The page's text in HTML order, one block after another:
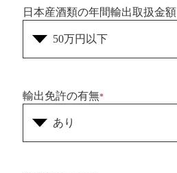
日本産酒類の年間輸出取扱金額
輸出免許の有無*